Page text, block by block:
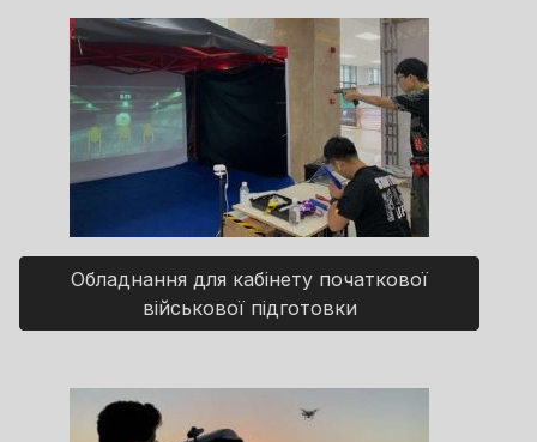
Обладнання для кабінету початкової
військової підготовки